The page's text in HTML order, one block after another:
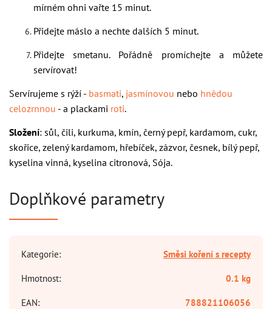
mírném ohni vařte 15 minut.
Přidejte máslo a nechte dalších 5 minut.
Přidejte smetanu. Pořádně promíchejte a můžete
servírovat!
Servírujeme s rýží - basmati, jasmínovou nebo hnědou
celozrnnou - a plackami roti.
Složení: sůl, čili, kurkuma, kmín, černý pepř, kardamom, cukr,
skořice, zelený kardamom, hřebíček, zázvor, česnek, bílý pepř,
kyselina vinná, kyselina citronová, Sója.
Doplňkové parametry
Kategorie:
Směsi koření s recepty
Hmotnost:
0.1 kg
EAN:
788821106056